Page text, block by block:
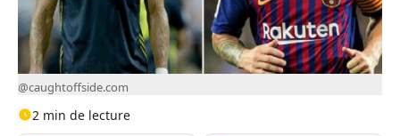
@caughtoffside.com
2 min de lecture